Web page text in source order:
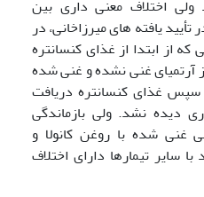
ولی اختلاف معنی داری بین
مشاهده نکردند (7). در تأیید یافته های میرزاخانی، در
که از ابتدا از غذای کنسانتره
آرتمیای غنی نشده و غنی شده
غذای کنسانتره دریافت
دیده نشد. ولی بازماندگی
غنی شده با روغن کانولا و
سایر تیمارها دارای اختلاف